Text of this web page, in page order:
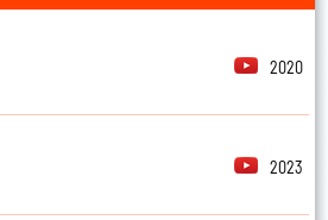
2020
2023